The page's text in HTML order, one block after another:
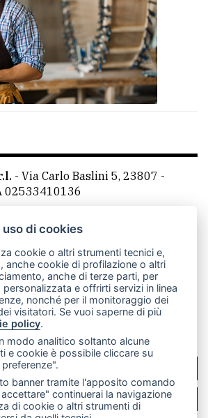
- Via Carlo Baslini 5, 23807 -
02533410136
LeccoOnline
RSS
policy
sui cookie
SCRIVICI
LA TUA PUBBLICITÀ
di cookies
cookie o altri strumenti tecnici e,
anche cookie di profilazione o altri
anche di terze parti, per
e offrirti servizi in linea
nonché per il monitoraggio dei
visitatori. Se vuoi saperne di più
policy.
modo analitico soltanto alcune
e cookie è possibile cliccare su
banner tramite l'apposito comando
continuerai la navigazione
di cookie o altri strumenti di